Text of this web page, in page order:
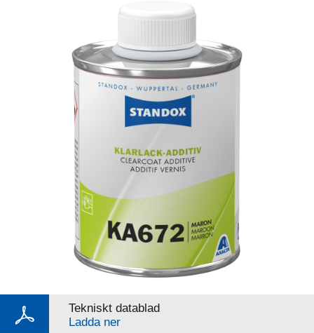
Tekniskt datablad
Ladda ner